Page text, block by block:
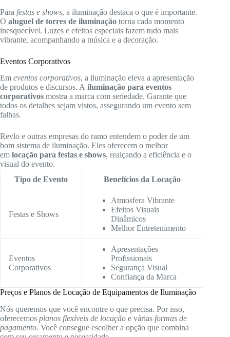
Para festas e shows, a iluminação destaca o que é importante.
O aluguel de torres de iluminação torna cada momento
inesquecível. Luzes e efeitos especiais fazem tudo mais
vibrante, acompanhando a música e a decoração.
Eventos Corporativos
Em eventos corporativos, a iluminação eleva a apresentação
de produtos e discursos. A iluminação para eventos
corporativos mostra a marca com seriedade. Garante que
todos os detalhes sejam vistos, assegurando um evento sem
falhas.
Revlo e outras empresas do ramo entendem o poder de um
bom sistema de iluminação. Eles oferecem o melhor
em locação para festas e shows, realçando a eficiência e o
visual do evento.
Tipo de Evento
Benefícios da Locação
Festas e Shows
Atmosfera Vibrante
Efeitos Visuais
Dinâmicos
Melhor Entretenimento
Eventos
Corporativos
Apresentações
Profissionais
Segurança Visual
Confiança da Marca
Preços e Planos de Locação de Equipamentos de Iluminação
Nós queremos que você encontre o que precisa. Por isso,
oferecemos planos flexíveis de locação e várias formas de
pagamento. Você consegue escolher a opção que combina